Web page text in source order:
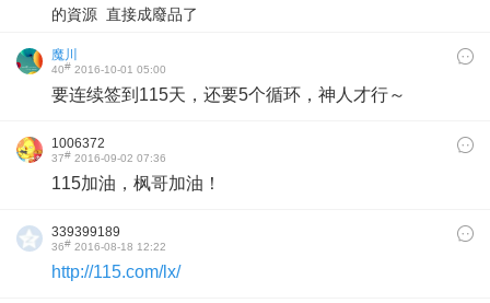
的資源 直接成廢品了
魔川
40# 2016-10-01 05:00
要连续签到115天，还要5个循环，神人才行～
1006372
37# 2016-09-02 07:36
115加油，枫哥加油！
339399189
36# 2016-08-18 12:22
http://115.com/lx/